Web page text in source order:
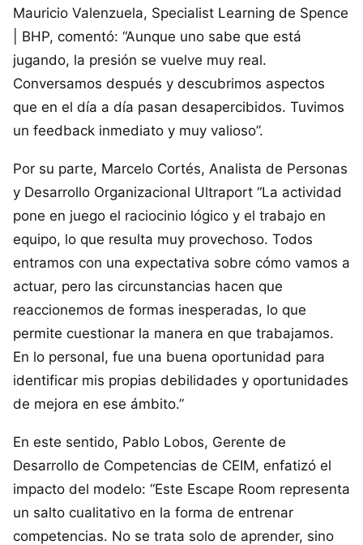
Mauricio Valenzuela, Specialist Learning de Spence
| BHP, comentó: “Aunque uno sabe que está
jugando, la presión se vuelve muy real.
Conversamos después y descubrimos aspectos
que en el día a día pasan desapercibidos. Tuvimos
un feedback inmediato y muy valioso”.
Por su parte, Marcelo Cortés, Analista de Personas
y Desarrollo Organizacional Ultraport “La actividad
pone en juego el raciocinio lógico y el trabajo en
equipo, lo que resulta muy provechoso. Todos
entramos con una expectativa sobre cómo vamos a
actuar, pero las circunstancias hacen que
reaccionemos de formas inesperadas, lo que
permite cuestionar la manera en que trabajamos.
En lo personal, fue una buena oportunidad para
identificar mis propias debilidades y oportunidades
de mejora en ese ámbito.”
En este sentido, Pablo Lobos, Gerente de
Desarrollo de Competencias de CEIM, enfatizó el
impacto del modelo: “Este Escape Room representa
un salto cualitativo en la forma de entrenar
competencias. No se trata solo de aprender, sino